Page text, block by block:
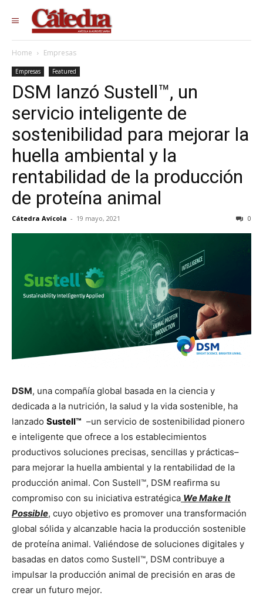
Home Empresas
Empresas Featured
DSM lanzó Sustell™, un
servicio inteligente de
sostenibilidad para mejorar la
huella ambiental y la
rentabilidad de la producción
de proteína animal
Cátedra Avícola - 19 mayo, 2021 0
DSM, una compañía global basada en la ciencia y
dedicada a la nutrición, la salud y la vida sostenible, ha
lanzado Sustell™ –un servicio de sostenibilidad pionero
e inteligente que ofrece a los establecimientos
productivos soluciones precisas, sencillas y prácticas–
para mejorar la huella ambiental y la rentabilidad de la
producción animal. Con Sustell™, DSM reafirma su
compromiso con su iniciativa estratégica We Make It
Possible, cuyo objetivo es promover una transformación
global sólida y alcanzable hacia la producción sostenible
de proteína animal. Valiéndose de soluciones digitales y
basadas en datos como Sustell™, DSM contribuye a
impulsar la producción animal de precisión en aras de
crear un futuro mejor.